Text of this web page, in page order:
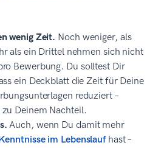
wenig Zeit. Noch weniger, als
als ein Drittel nehmen sich nicht
Bewerbung. Du solltest Dir
ein Deckblatt die Zeit für Deine
reduziert –
Deinem Nachteil.
Auch, wenn Du damit mehr
im Lebenslaufhast –